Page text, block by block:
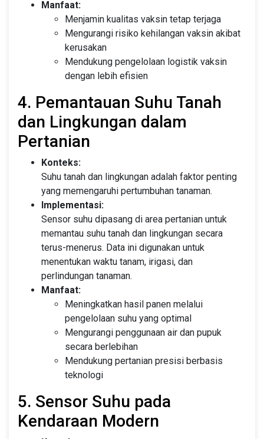
Manfaat:
Menjamin kualitas vaksin tetap terjaga
Mengurangi risiko kehilangan vaksin akibat
kerusakan
Mendukung pengelolaan logistik vaksin
dengan lebih efisien
4. Pemantauan Suhu Tanah
dan Lingkungan dalam
Pertanian
Konteks:
Suhu tanah dan lingkungan adalah faktor penting
yang memengaruhi pertumbuhan tanaman.
Implementasi:
Sensor suhu dipasang di area pertanian untuk
memantau suhu tanah dan lingkungan secara
terus-menerus. Data ini digunakan untuk
menentukan waktu tanam, irigasi, dan
perlindungan tanaman.
Manfaat:
Meningkatkan hasil panen melalui
pengelolaan suhu yang optimal
Mengurangi penggunaan air dan pupuk
secara berlebihan
Mendukung pertanian presisi berbasis
teknologi
5. Sensor Suhu pada
Kendaraan Modern